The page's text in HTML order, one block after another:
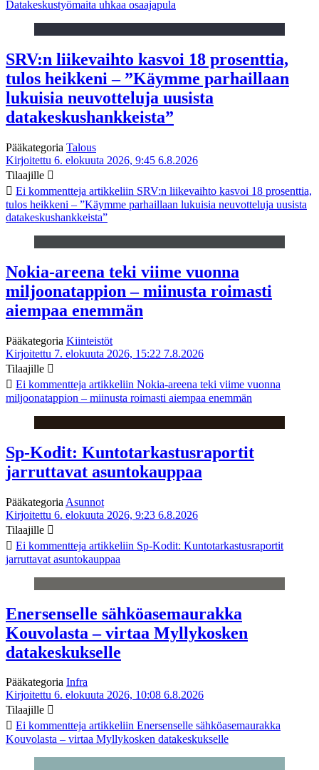
Datakeskustyömaita uhkaa osaajapula
SRV:n liikevaihto kasvoi 18 prosenttia,
tulos heikkeni – ”Käymme parhaillaan
lukuisia neuvotteluja uusista
datakeskushankkeista”
Pääkategoria Talous
Kirjoitettu 6. elokuuta 2026, 9:45 6.8.2026
Tilaajille
Ei kommentteja artikkeliin SRV:n liikevaihto kasvoi 18 prosenttia,
tulos heikkeni – ”Käymme parhaillaan lukuisia neuvotteluja uusista
datakeskushankkeista”
Nokia-areena teki viime vuonna
miljoonatappion – miinusta roimasti
aiempaa enemmän
Pääkategoria Kiinteistöt
Kirjoitettu 7. elokuuta 2026, 15:22 7.8.2026
Tilaajille
Ei kommentteja artikkeliin Nokia-areena teki viime vuonna
miljoonatappion – miinusta roimasti aiempaa enemmän
Sp-Kodit: Kuntotarkastusraportit
jarruttavat asuntokauppaa
Pääkategoria Asunnot
Kirjoitettu 6. elokuuta 2026, 9:23 6.8.2026
Tilaajille
Ei kommentteja artikkeliin Sp-Kodit: Kuntotarkastusraportit
jarruttavat asuntokauppaa
Enersenselle sähköasemaurakka
Kouvolasta – virtaa Myllykosken
datakeskukselle
Pääkategoria Infra
Kirjoitettu 6. elokuuta 2026, 10:08 6.8.2026
Tilaajille
Ei kommentteja artikkeliin Enersenselle sähköasemaurakka
Kouvolasta – virtaa Myllykosken datakeskukselle